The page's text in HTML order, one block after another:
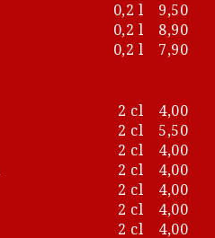
0,2 l
9,50
0,2 l
8,90
0,2 l 7,90
2 cl
4,00
2 cl
5,50
2 cl
4,00
2 cl
4,00
2 cl
4,00
2 cl
4,00
2 cl
4,00